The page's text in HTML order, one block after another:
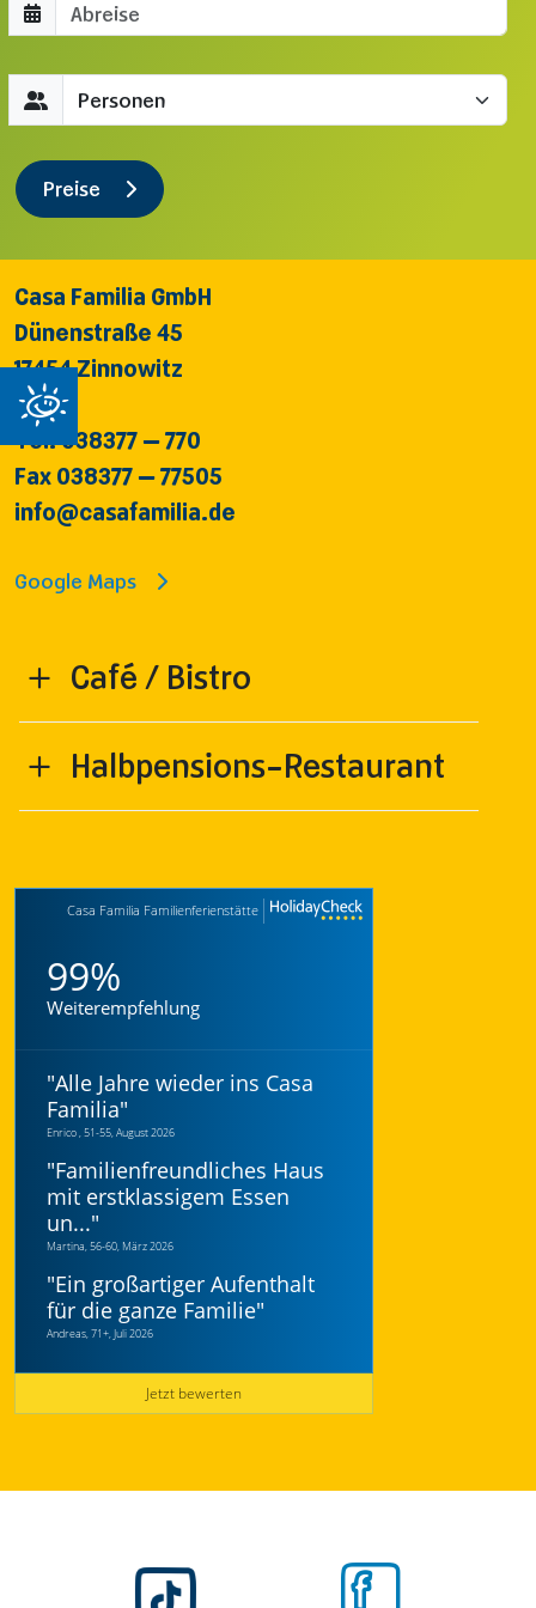
Gäste
Preise
Casa Familia GmbH
Dünenstraße 45
17454 Zinnowitz
Tel. 038377 – 770
Fax 038377 – 77505
info@casafamilia.de
Google Maps
Café / Bistro
Halbpensions-Restaurant
Casa Familia Familienferienstätte
99%
Weiterempfehlung
"Alle Jahre wieder ins Casa
Familia"
Enrico , 51-55, August 2026
"Familienfreundliches Haus
mit erstklassigem Essen
un..."
Martina, 56-60, März 2026
"Ein großartiger Aufenthalt
für die ganze Familie"
Andreas, 71+, Juli 2026
Jetzt bewerten